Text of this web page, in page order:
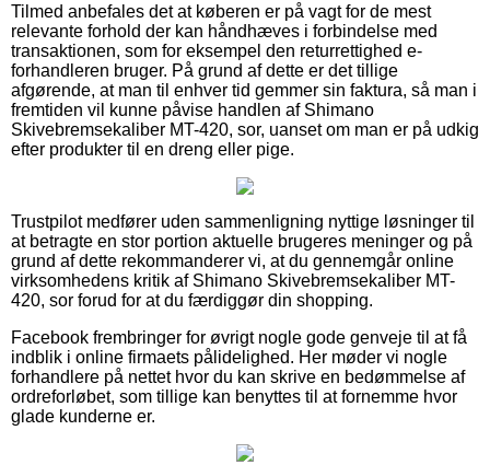
Tilmed anbefales det at køberen er på vagt for de mest
relevante forhold der kan håndhæves i forbindelse med
transaktionen, som for eksempel den returrettighed e-
forhandleren bruger. På grund af dette er det tillige
afgørende, at man til enhver tid gemmer sin faktura, så man i
fremtiden vil kunne påvise handlen af Shimano
Skivebremsekaliber MT-420, sor, uanset om man er på udkig
efter produkter til en dreng eller pige.
Trustpilot medfører uden sammenligning nyttige løsninger til
at betragte en stor portion aktuelle brugeres meninger og på
grund af dette rekommanderer vi, at du gennemgår online
virksomhedens kritik af Shimano Skivebremsekaliber MT-
420, sor forud for at du færdiggør din shopping.
Facebook frembringer for øvrigt nogle gode genveje til at få
indblik i online firmaets pålidelighed. Her møder vi nogle
forhandlere på nettet hvor du kan skrive en bedømmelse af
ordreforløbet, som tillige kan benyttes til at fornemme hvor
glade kunderne er.